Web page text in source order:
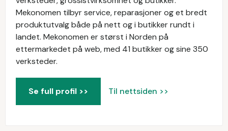
Mekonomen tilbyr service, reparasjoner og et bredt
produktutvalg både på nett og i butikker rundt i
landet. Mekonomen er størst i Norden på
ettermarkedet på web, med 41 butikker og sine 350
verksteder.
Se full profil >> Til nettsiden >>